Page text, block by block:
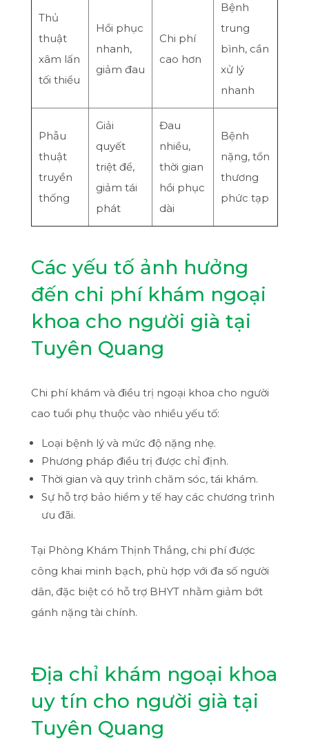
Thủ
thuật
xâm lấn
tối thiểu
Hồi phục
nhanh,
giảm đau
Chi phí
cao hơn
Bệnh
trung
bình, cần
xử lý
nhanh
Phẫu
thuật
truyền
thống
Giải
quyết
triệt để,
giảm tái
phát
Đau
nhiều,
thời gian
hồi phục
dài
Bệnh
nặng, tổn
thương
phức tạp
Các yếu tố ảnh hưởng
đến chi phí khám ngoại
khoa cho người già tại
Tuyên Quang
Chi phí khám và điều trị ngoại khoa cho người
cao tuổi phụ thuộc vào nhiều yếu tố:
Loại bệnh lý và mức độ nặng nhẹ.
Phương pháp điều trị được chỉ định.
Thời gian và quy trình chăm sóc, tái khám.
Sự hỗ trợ bảo hiểm y tế hay các chương trình
ưu đãi.
Tại Phòng Khám Thịnh Thắng, chi phí được
công khai minh bạch, phù hợp với đa số người
dân, đặc biệt có hỗ trợ BHYT nhằm giảm bớt
gánh nặng tài chính.
Địa chỉ khám ngoại khoa
uy tín cho người già tại
Tuyên Quang